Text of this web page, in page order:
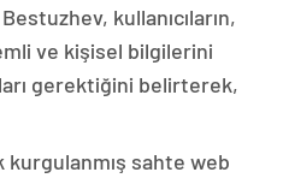
kullanıcıların,
ve kişisel bilgilerini
gerektiğini belirterek,
kurgulanmış sahte web